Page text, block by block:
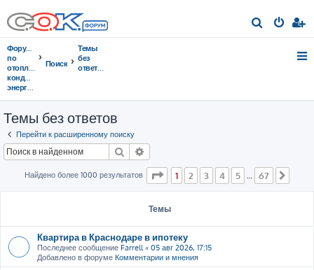
о
Форумы
по
отоплению,
кондиционированию,
энергосбережению
Поиск
Темы
без
ответов
Темы без ответов
Перейти к расширенному поиску
Поиск
Найдено более 1000 результатов Страница из 67
1 2 3 4 5 67
Темы
Квартира в Краснодаре в ипотеку
Последнее сообщение Farrell « 05 авг 2026, 17:15
Добавлено в форуме Комментарии и мнения